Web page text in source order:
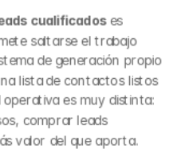
cualificados es
saltarse el trabajo
de generación propio
lista de contactos listos
es muy distinta:
comprar leads
valor del que aporta.